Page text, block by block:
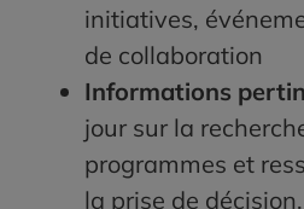
initiatives,
de collaboration
Informations
jour sur la
programmes et
la prise de décision.